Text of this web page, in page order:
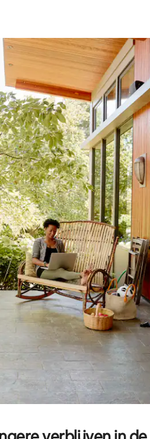
je de pijltjestoetsen omhoog en